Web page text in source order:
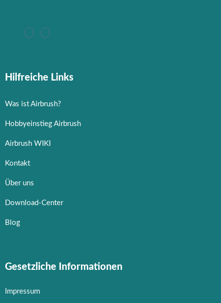
Hilfreiche Links
Was ist Airbrush?
Hobbyeinstieg Airbrush
Airbrush WIKI
Kontakt
Über uns
Download-Center
Blog
Gesetzliche Informationen
Impressum